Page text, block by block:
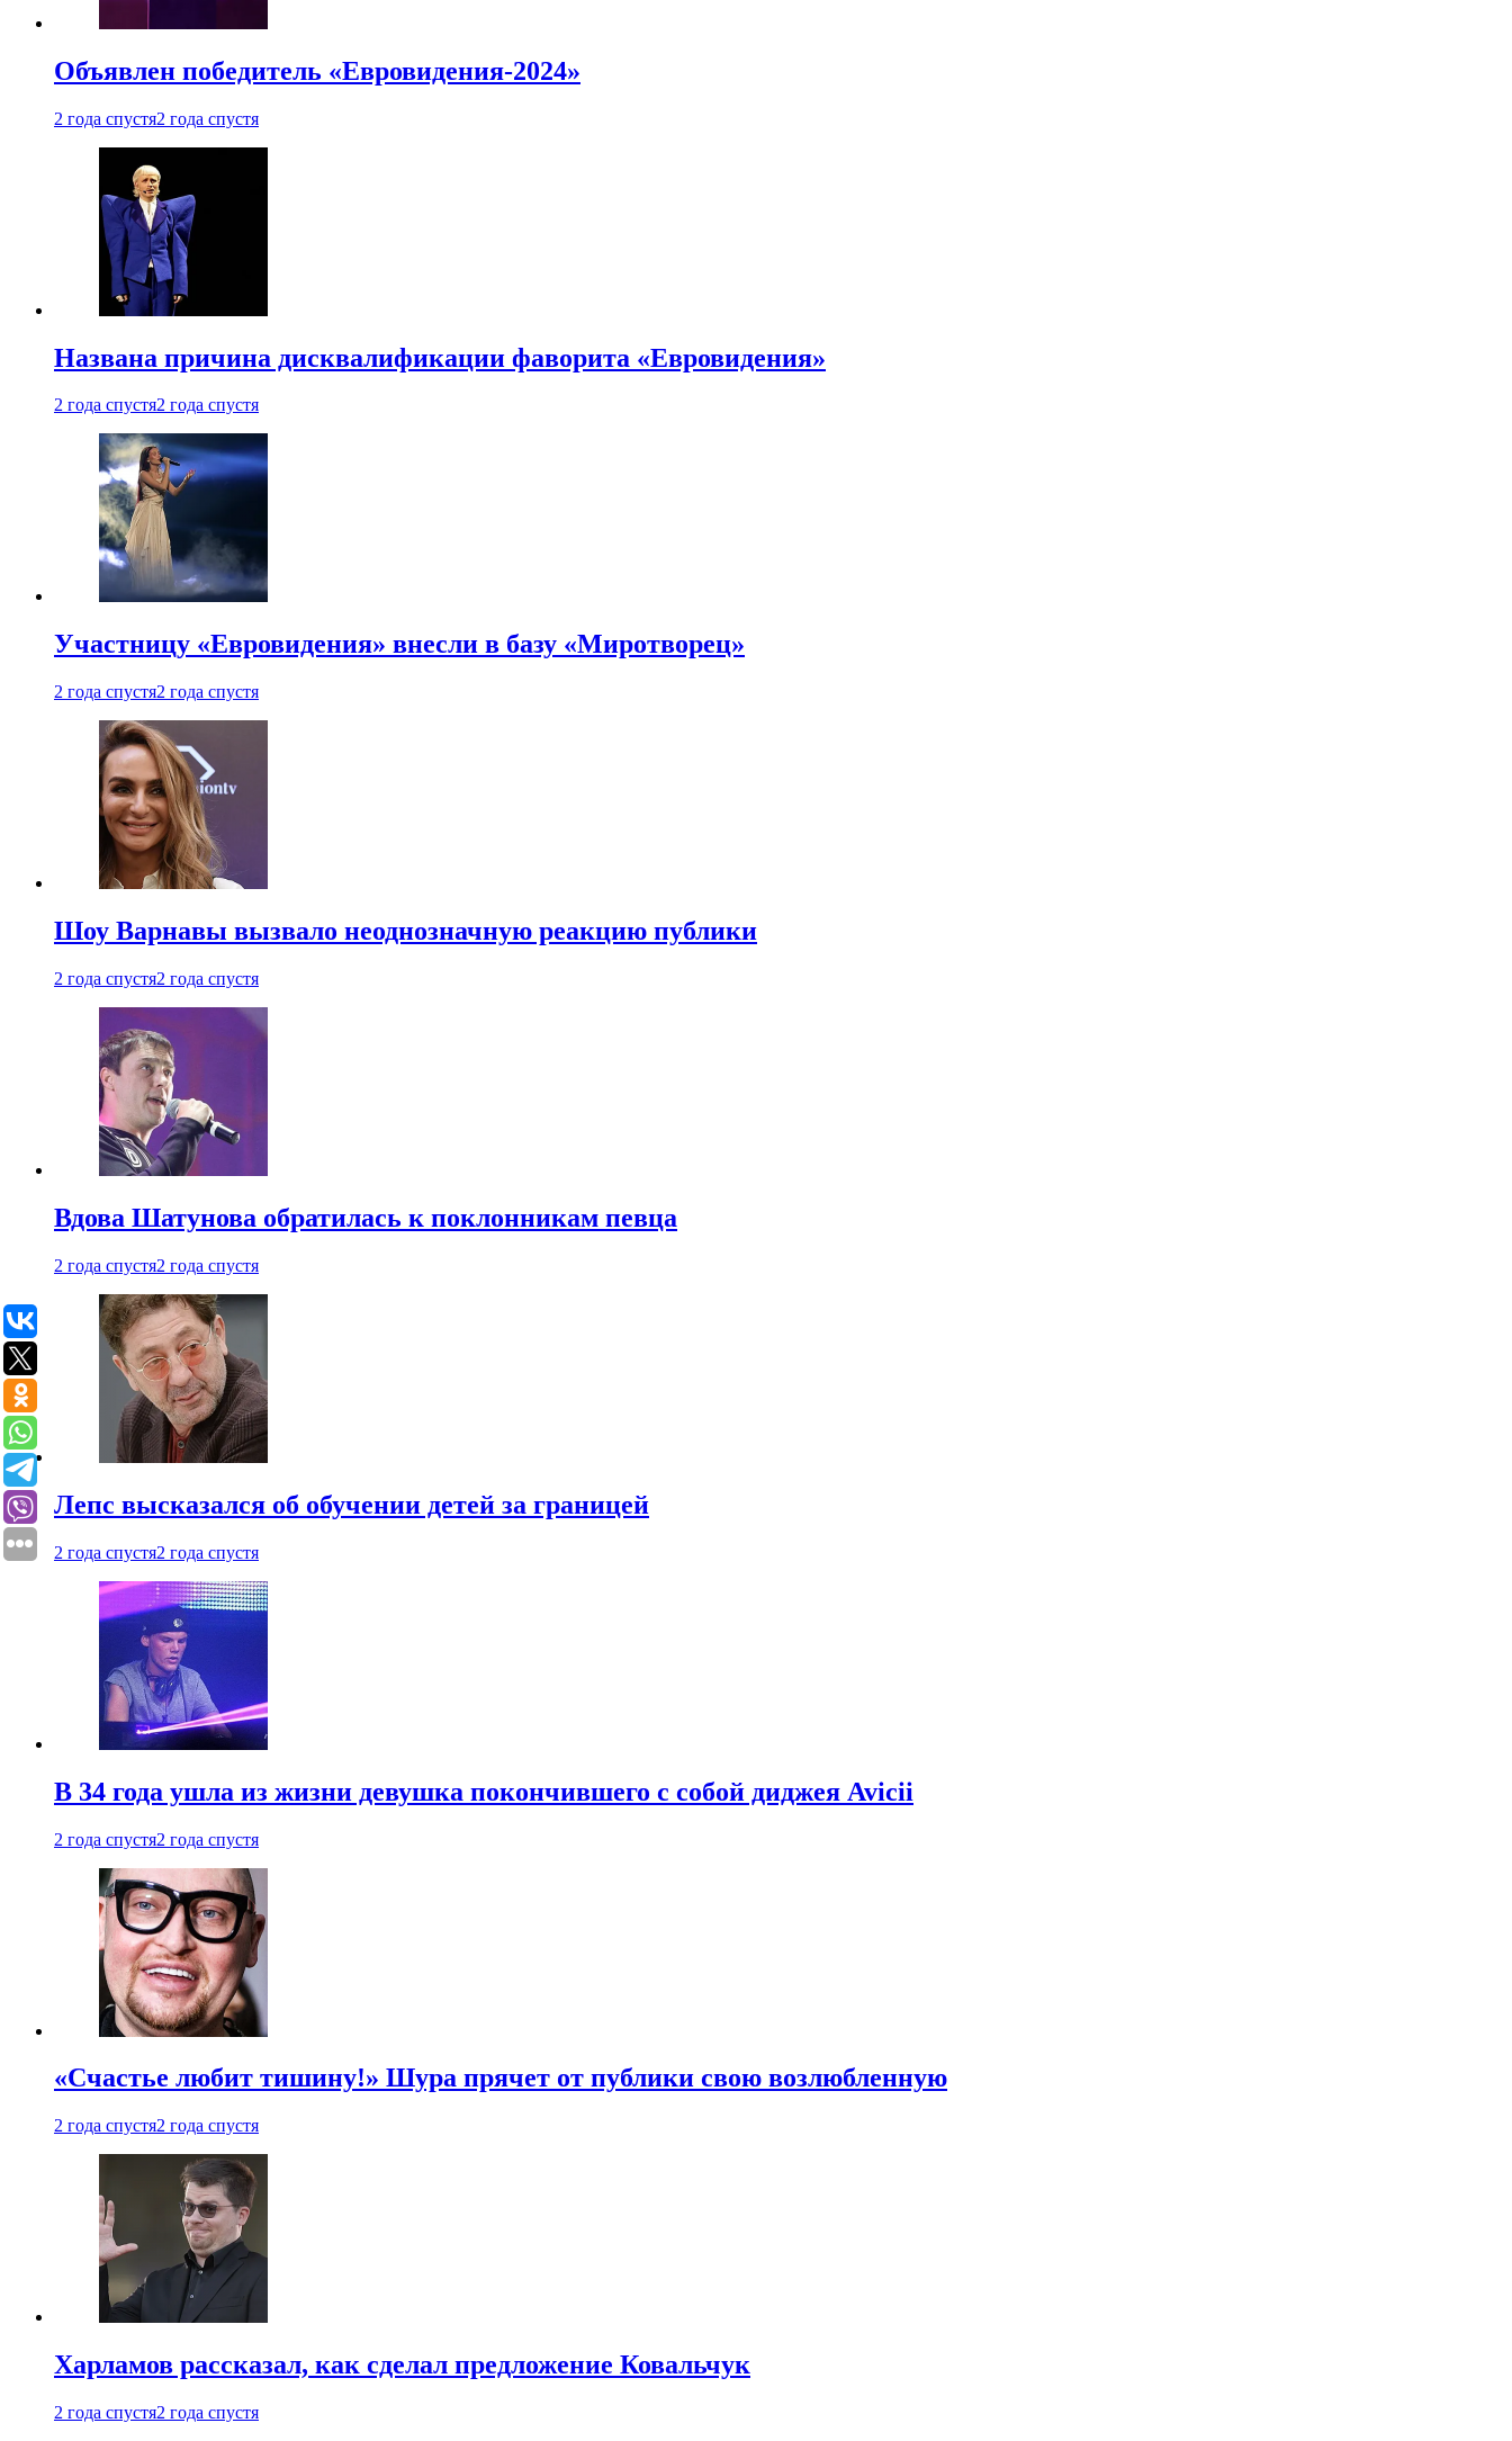
Объявлен победитель «Евровидения-2024»
2 года спустя2 года спустя
Названа причина дисквалификации фаворита «Евровидения»
2 года спустя2 года спустя
Участницу «Евровидения» внесли в базу «Миротворец»
2 года спустя2 года спустя
Шоу Варнавы вызвало неоднозначную реакцию публики
2 года спустя2 года спустя
Вдова Шатунова обратилась к поклонникам певца
2 года спустя2 года спустя
Лепс высказался об обучении детей за границей
2 года спустя2 года спустя
В 34 года ушла из жизни девушка покончившего с собой диджея Avicii
2 года спустя2 года спустя
«Счастье любит тишину!» Шура прячет от публики свою возлюбленную
2 года спустя2 года спустя
Харламов рассказал, как сделал предложение Ковальчук
2 года спустя2 года спустя